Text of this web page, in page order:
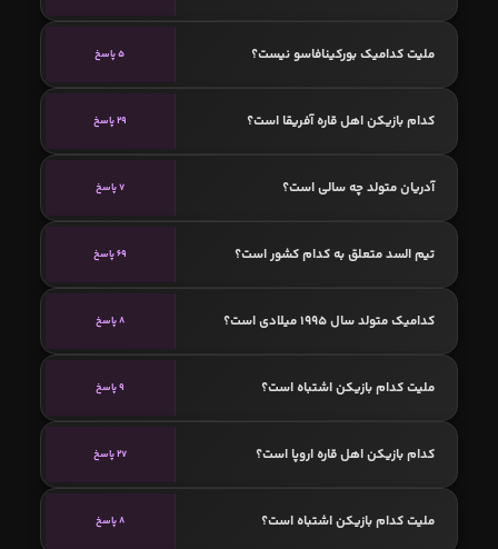
ملیت کدامیک بورکینافاسو نیست؟ 5 پاسخ
کدام بازیکن اهل قاره آفریقا است؟ 29 پاسخ
آدریان متولد چه سالی است؟ 7 پاسخ
تیم السد متعلق به کدام کشور است؟ 69 پاسخ
کدامیک متولد سال 1995 میلادی است؟ 8 پاسخ
ملیت کدام بازیکن اشتباه است؟ 9 پاسخ
کدام بازیکن اهل قاره اروپا است؟ 27 پاسخ
ملیت کدام بازیکن اشتباه است؟ 8 پاسخ